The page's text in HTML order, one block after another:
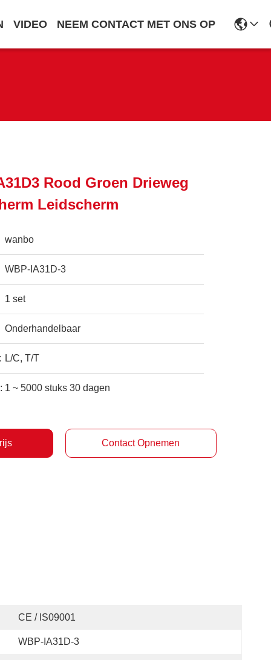
VIDEO NEEM CONTACT MET ONS OP
Rood Groen Drieweg
Leidscherm
wanbo
WBP-IA31D-3
1 set
Onderhandelbaar
L/C, T/T
1 ~ 5000 stuks 30 dagen
Contact Opnemen
CE / IS09001
WBP-IA31D-3